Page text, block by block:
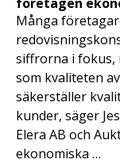
Många
siffrorna i fokus,
som kvaliteten
säkerställer
kunder, säger
Elera AB och
ekonomiska …